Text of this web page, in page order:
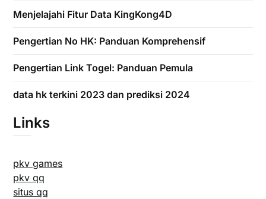
Menjelajahi Fitur Data KingKong4D
Pengertian No HK: Panduan Komprehensif
Pengertian Link Togel: Panduan Pemula
data hk terkini 2023 dan prediksi 2024
Links
pkv games
pkv qq
situs qq